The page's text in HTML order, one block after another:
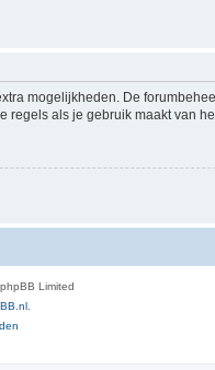
mogelijkheden. De
als je gebruik maakt van
Limited